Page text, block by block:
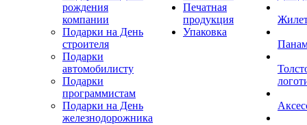
рождения
компании
Подарки на День
строителя
Подарки
автомобилисту
Подарки
программистам
Подарки на День
железнодорожника
Печатная
продукция
Упаковка